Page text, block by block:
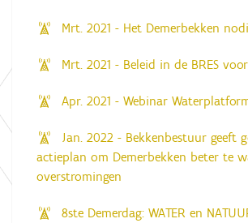
Mrt. 2021 - Het Demerbekken
Mrt. 2021 - Beleid in de BRES
Apr. 2021 - Webinar
Jan. 2022 - Bekkenbestuur geeft
actieplan om Demerbekken beter te
overstromingen
8ste Demerdag: WATER en